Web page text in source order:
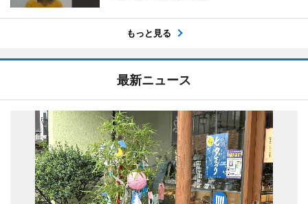
もっと見る
最新ニュース